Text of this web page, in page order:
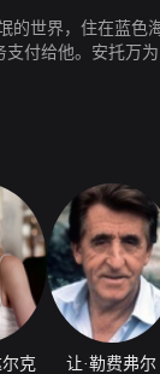
的世界，住在蓝
支付给他。安托万
克 让·勒费弗尔